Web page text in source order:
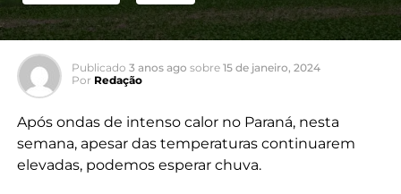
Publicado 3 anos ago sobre 15 de janeiro, 2024
Por Redação
Após ondas de intenso calor no Paraná, nesta
semana, apesar das temperaturas continuarem
elevadas, podemos esperar chuva.